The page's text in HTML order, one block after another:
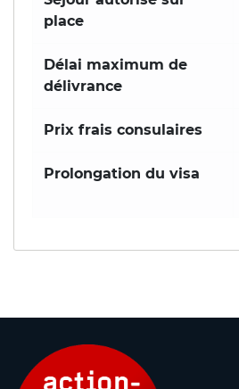
place
Délai maximum de
délivrance
Prix frais consulaires
Prolongation du visa